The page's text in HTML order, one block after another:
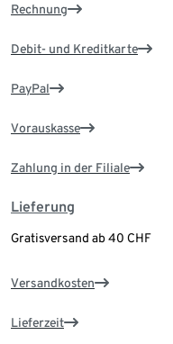
Rechnung
Debit- und Kreditkarte
PayPal
Vorauskasse
Zahlung in der Filiale
Lieferung
Gratisversand ab 40 CHF
Versandkosten
Lieferzeit